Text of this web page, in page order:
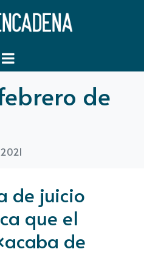
de
de juicio
que el
de